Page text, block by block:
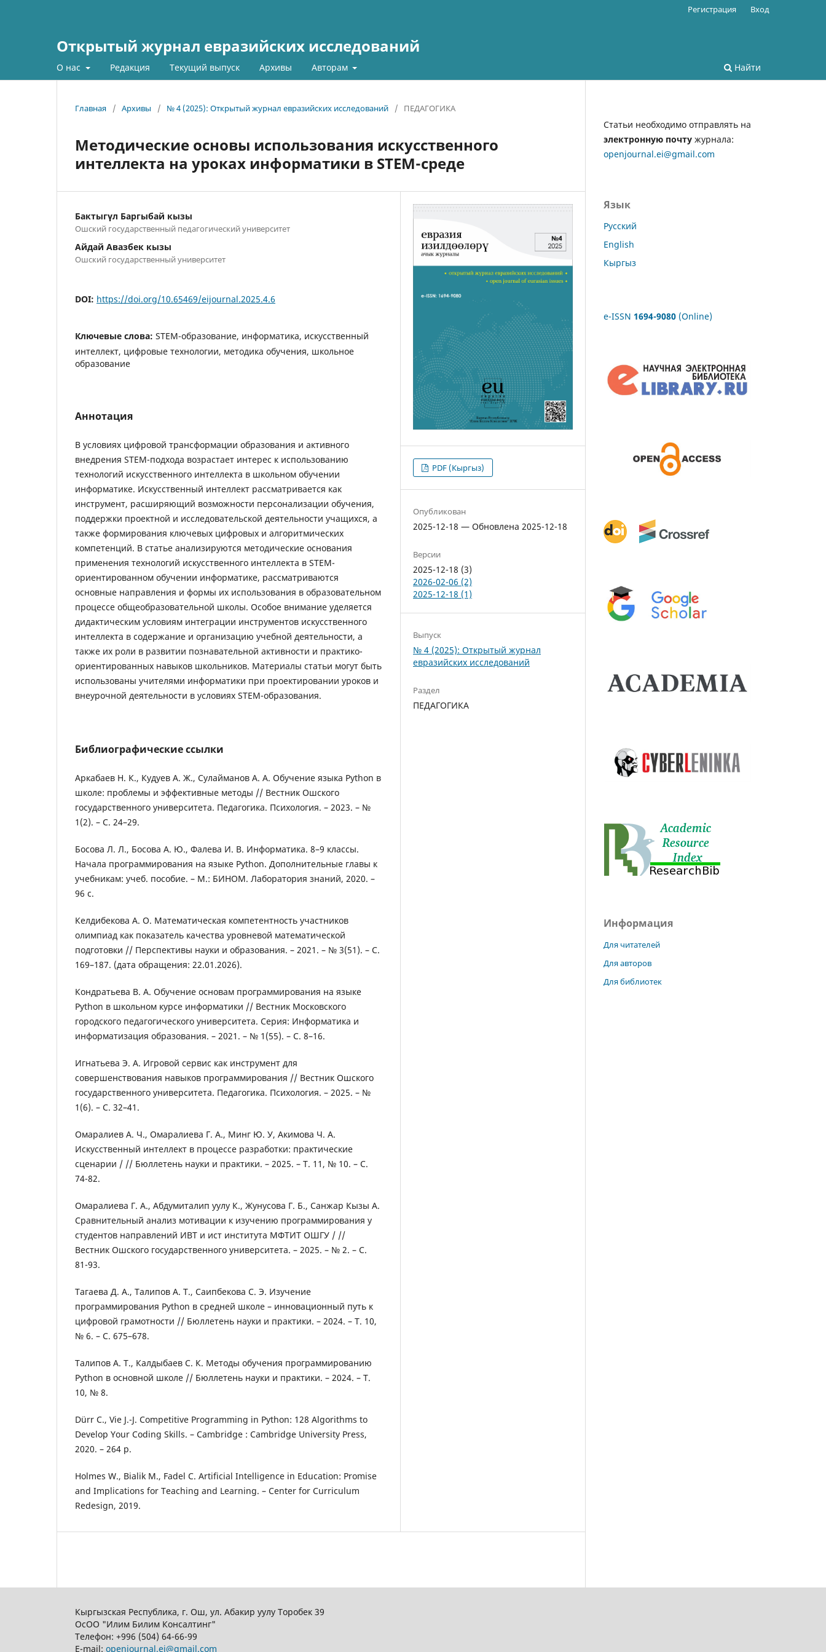
Открытый журнал евразийских исследований
О нас Редакция Текущий выпуск Архивы Авторам Найти
Регистрация Вход
Главная / Архивы / № 4 (2025): Открытый журнал евразийских исследований / ПЕДАГОГИКА
Методические основы использования искусственного
интеллекта на уроках информатики в STEM-среде
Бактыгүл Баргыбай кызы
Ошский государственный педагогический университет
Айдай Авазбек кызы
Ошский государственный университет
DOI: https://doi.org/10.65469/eijournal.2025.4.6
Ключевые слова: STEM-образование, информатика, искусственный
интеллект, цифровые технологии, методика обучения, школьное
образование
Аннотация
В условиях цифровой трансформации образования и активного
внедрения STEM-подхода возрастает интерес к использованию
технологий искусственного интеллекта в школьном обучении
информатике. Искусственный интеллект рассматривается как
инструмент, расширяющий возможности персонализации обучения,
поддержки проектной и исследовательской деятельности учащихся, а
также формирования ключевых цифровых и алгоритмических
компетенций. В статье анализируются методические основания
применения технологий искусственного интеллекта в STEM-
ориентированном обучении информатике, рассматриваются
основные направления и формы их использования в образовательном
процессе общеобразовательной школы. Особое внимание уделяется
дидактическим условиям интеграции инструментов искусственного
интеллекта в содержание и организацию учебной деятельности, а
также их роли в развитии познавательной активности и практико-
ориентированных навыков школьников. Материалы статьи могут быть
использованы учителями информатики при проектировании уроков и
внеурочной деятельности в условиях STEM-образования.
Библиографические ссылки
Аркабаев Н. К., Кудуев А. Ж., Сулайманов А. А. Обучение языка Python в
школе: проблемы и эффективные методы // Вестник Ошского
государственного университета. Педагогика. Психология. – 2023. – №
1(2). – С. 24–29.
Босова Л. Л., Босова А. Ю., Фалева И. В. Информатика. 8–9 классы.
Начала программирования на языке Python. Дополнительные главы к
учебникам: учеб. пособие. – М.: БИНОМ. Лаборатория знаний, 2020. –
96 с.
Келдибекова А. О. Математическая компетентность участников
олимпиад как показатель качества уровневой математической
подготовки // Перспективы науки и образования. – 2021. – № 3(51). – С.
169–187. (дата обращения: 22.01.2026).
Кондратьева В. А. Обучение основам программирования на языке
Python в школьном курсе информатики // Вестник Московского
городского педагогического университета. Серия: Информатика и
информатизация образования. – 2021. – № 1(55). – С. 8–16.
Игнатьева Э. А. Игровой сервис как инструмент для
совершенствования навыков программирования // Вестник Ошского
государственного университета. Педагогика. Психология. – 2025. – №
1(6). – С. 32–41.
Омаралиев А. Ч., Омаралиева Г. А., Минг Ю. У, Акимова Ч. А.
Искусственный интеллект в процессе разработки: практические
сценарии / // Бюллетень науки и практики. – 2025. – Т. 11, № 10. – С.
74-82.
Омаралиева Г. А., Абдумиталип уулу К., Жунусова Г. Б., Санжар Кызы А.
Сравнительный анализ мотивации к изучению программирования у
студентов направлений ИВТ и ист института МФТИТ ОШГУ / //
Вестник Ошского государственного университета. – 2025. – № 2. – С.
81-93.
Тагаева Д. А., Талипов А. Т., Саипбекова С. Э. Изучение
программирования Python в средней школе – инновационный путь к
цифровой грамотности // Бюллетень науки и практики. – 2024. – Т. 10,
№ 6. – С. 675–678.
Талипов А. Т., Калдыбаев С. К. Методы обучения программированию
Python в основной школе // Бюллетень науки и практики. – 2024. – Т.
10, № 8.
Dürr C., Vie J.-J. Competitive Programming in Python: 128 Algorithms to
Develop Your Coding Skills. – Cambridge : Cambridge University Press,
2020. – 264 p.
Holmes W., Bialik M., Fadel C. Artificial Intelligence in Education: Promise
and Implications for Teaching and Learning. – Center for Curriculum
Redesign, 2019.
PDF (Кыргыз)
Опубликован
2025-12-18 — Обновлена 2025-12-18
Версии
2025-12-18 (3)
2026-02-06 (2)
2025-12-18 (1)
Выпуск
№ 4 (2025): Открытый журнал
евразийских исследований
Раздел
ПЕДАГОГИКА
Статьи необходимо отправлять на
электронную почту журнала:
openjournal.ei@gmail.com
Язык
Русский
English
Кыргыз
e-ISSN 1694-9080 (Online)
Информация
Для читателей
Для авторов
Для библиотек
Кыргызская Республика, г. Ош, ул. Абакир уулу Торобек 39
ОсОО "Илим Билим Консалтинг"
Телефон: +996 (504) 64-66-99
E-mail: openjournal.ei@gmail.com